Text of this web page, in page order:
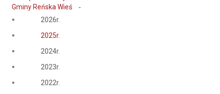
Gminy Reńska Wieś
2026r.
2025r.
2024r.
2023r.
2022r.